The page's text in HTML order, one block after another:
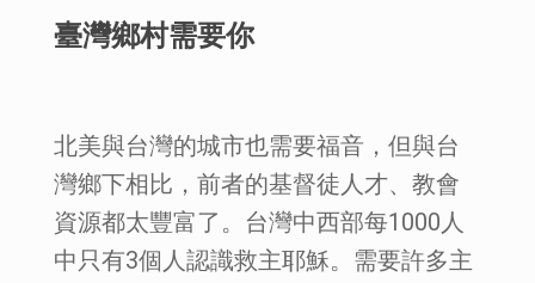
臺灣鄉村需要你
北美與台灣的城市也需要福音，但與台
灣鄉下相比，前者的基督徒人才、教會
資源都太豐富了。台灣中西部每1000人
中只有3個人認識救主耶穌。需要許多主